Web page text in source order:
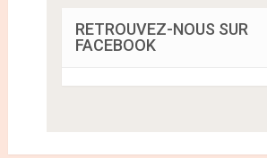
RETROUVEZ-NOUS SUR
FACEBOOK